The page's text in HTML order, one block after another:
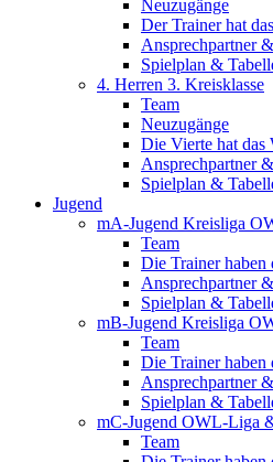
Neuzugänge
Der Trainer hat
Ansprechpartner
Spielplan &
4. Herren 3. Kreisklasse
Team
Neuzugänge
Die Vierte hat das
Ansprechpartner
Spielplan &
Jugend
mA-Jugend Kreisliga
Team
Die Trainer haben
Ansprechpartner
Spielplan &
mB-Jugend Kreisliga
Team
Die Trainer haben
Ansprechpartner
Spielplan &
mC-Jugend OWL-Liga
Team